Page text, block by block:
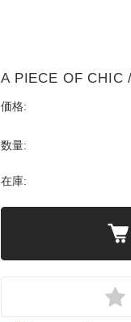
A PIECE OF
価格:
数量:
在庫: